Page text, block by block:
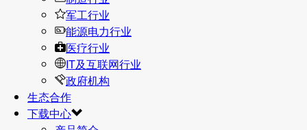
军工行业
能源电力行业
医疗行业
IT及互联网行业
政府机构
生态合作
下载中心